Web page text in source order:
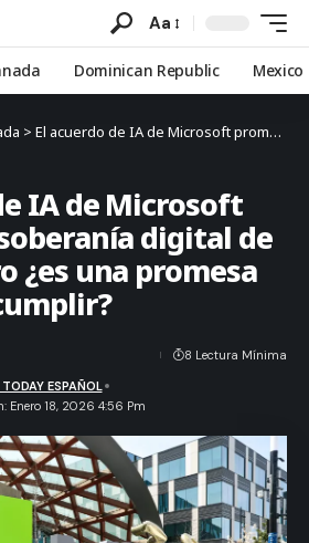
Aa
Dominican Republic Mexico
> El acuerdo de IA de Microsoft promete la soberanía digital de Canadá, pero ¿es una promesa que pueda cumplir?
IA de Microsoft
digital de
¿es una promesa
18, 2026 4:56 Pm
ESPAÑOL
8 Lectura Mínima